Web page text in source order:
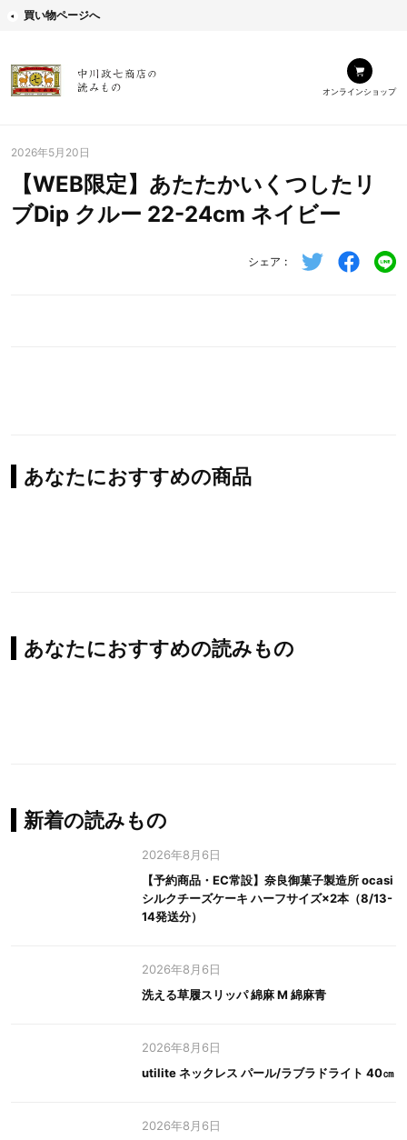
買い物ページへ
オンラインショップ
2026年5月20日
【WEB限定】あたたかいくつしたリ
ブDip クルー 22-24cm ネイビー
シェア
あなたにおすすめの商品
あなたにおすすめの読みもの
新着の読みもの
2026年8月6日
【予約商品・EC常設】奈良御菓子製造所 ocasi
シルクチーズケーキ ハーフサイズ×2本（8/13-
14発送分）
2026年8月6日
洗える草履スリッパ 綿麻 M 綿麻青
2026年8月6日
utilite ネックレス パール/ラブラドライト 40㎝
2026年8月6日